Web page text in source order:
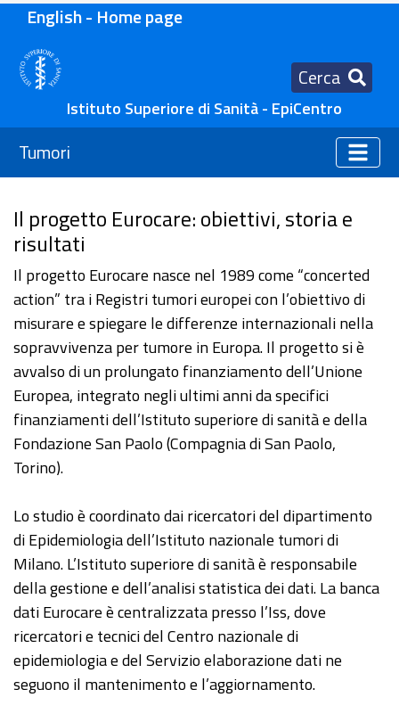
English - Home page
Cerca
Istituto Superiore di Sanità - EpiCentro
Tumori
Il progetto Eurocare: obiettivi, storia e
risultati
Il progetto Eurocare nasce nel 1989 come “concerted
action” tra i Registri tumori europei con l’obiettivo di
misurare e spiegare le differenze internazionali nella
sopravvivenza per tumore in Europa. Il progetto si è
avvalso di un prolungato finanziamento dell’Unione
Europea, integrato negli ultimi anni da specifici
finanziamenti dell’Istituto superiore di sanità e della
Fondazione San Paolo (Compagnia di San Paolo,
Torino).
Lo studio è coordinato dai ricercatori del dipartimento
di Epidemiologia dell’Istituto nazionale tumori di
Milano. L’Istituto superiore di sanità è responsabile
della gestione e dell’analisi statistica dei dati. La banca
dati Eurocare è centralizzata presso l’Iss, dove
ricercatori e tecnici del Centro nazionale di
epidemiologia e del Servizio elaborazione dati ne
seguono il mantenimento e l’aggiornamento.